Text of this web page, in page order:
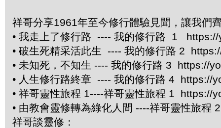
祥哥分享1961年至今修行體驗見聞，讓我們
• 我走上了修行路 ---- 我的修行路 1
• 破生死精采活此生 ---- 我的修行路 2
• 未知死，不知生 ---- 我的修行路 3 https://
• 人生修行路終章 ---- 我的修行路 4 https://
• 祥哥靈性旅程 1----祥哥靈性旅程 1 https://
• 由教會靈修轉為綠化人間 ----祥哥靈性旅
祥哥談靈修：